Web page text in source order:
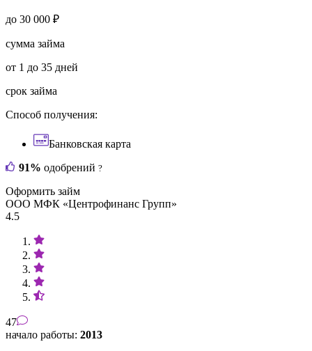
до 30 000 ₽
сумма займа
от 1 до 35 дней
срок займа
Способ получения:
Банковская карта
91% одобрений ?
Оформить займ
ООО МФК «Центрофинанс Групп»
4.5
47
начало работы: 2013